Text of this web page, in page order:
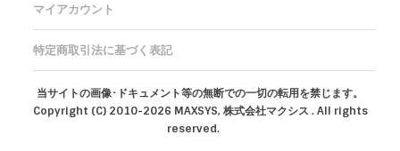
マイアカウント
特定商取引法に基づく表記
当サイトの画像･ドキュメント等の無断での一切の転用を禁じます。
Copyright (C) 2010-2026 MAXSYS, 株式会社マクシス . All rights
reserved.